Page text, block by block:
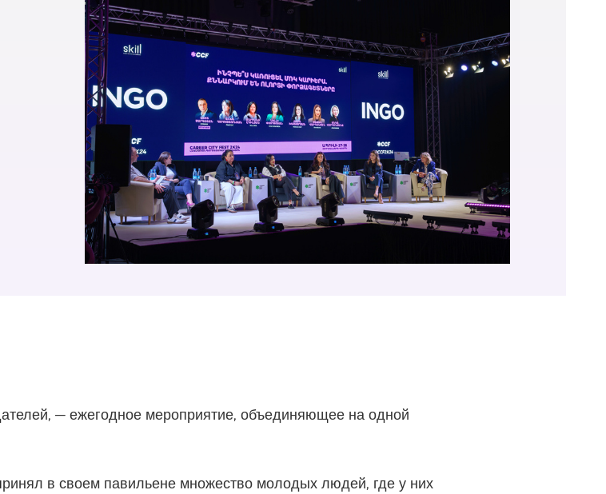
— ежегодное мероприятие, объединяющее на одной
в своем павильене множество молодых людей, где у них